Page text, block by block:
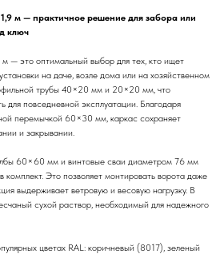
м — практичное решение для забора или
ключ
— это оптимальный выбор для тех, кто ищет
на даче, возле дома или на хозяйственном
трубы 40×20 мм и 20×20 мм, что
для повседневной эксплуатации. Благодаря
перемычкой 60×30 мм, каркас сохраняет
и закрывании.
60×60 мм и винтовые сваи диаметром 76 мм
Это позволяет монтировать ворота даже
выдерживает ветровую и весовую нагрузку. В
сухой раствор, необходимый для надежного
цветах RAL: коричневый (8017), зеленый